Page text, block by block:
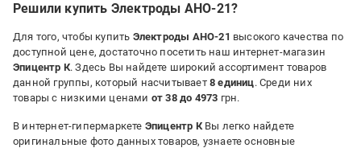
Решили купить Электроды АНО-21?
Для того, чтобы купить Электроды АНО-21 высокого качества по
доступной цене, достаточно посетить наш интернет-магазин
Эпицентр К. Здесь Вы найдете широкий ассортимент товаров
данной группы, который насчитывает 8 единиц. Среди них
товары с низкими ценами от 38 до 4973 грн.
В интернет-гипермаркете Эпицентр КВы легко найдете
оригинальные фото данных товаров, узнаете основные